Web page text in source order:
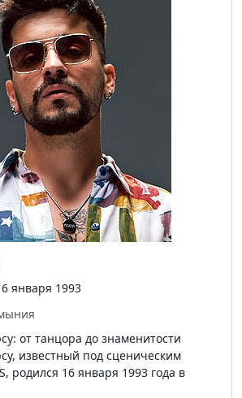
января 1993
от танцора до знаменитости
известный под сценическим
родился 16 января 1993 года в